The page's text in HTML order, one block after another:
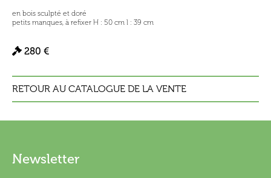
en bois sculpté et doré
petits manques, à refixer H : 50 cm l : 39 cm
280 €
RETOUR AU CATALOGUE DE LA VENTE
Newsletter